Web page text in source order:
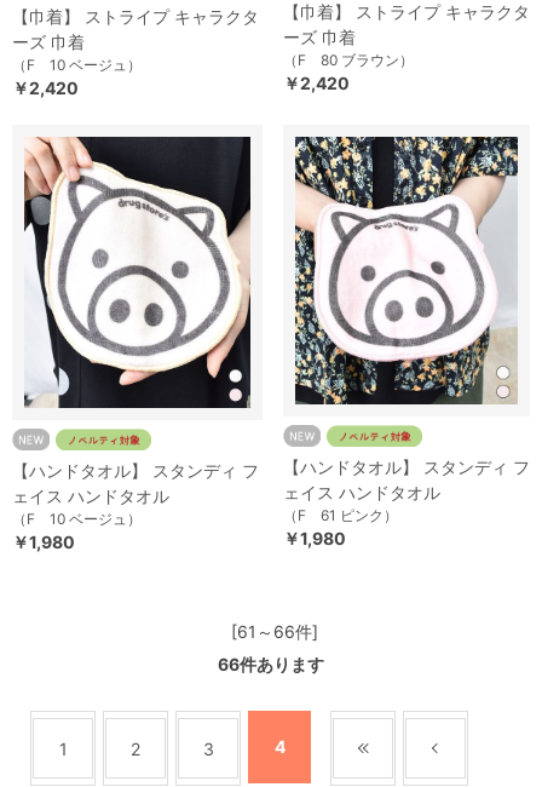
【巾着】 ストライプ キャラクタ
ーズ 巾着
（F 10 ベージュ）
￥2,420
【巾着】 ストライプ キャラクタ
ーズ 巾着
（F 80 ブラウン）
￥2,420
【ハンドタオル】 スタンディ フ
ェイス ハンドタオル
（F 10 ベージュ）
￥1,980
【ハンドタオル】 スタンディ フ
ェイス ハンドタオル
（F 61 ピンク）
￥1,980
[61～66件]
66件あります
1 2 3 4